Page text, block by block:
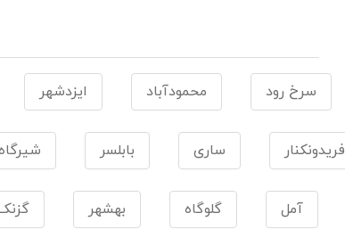
سرخ رود محمودآباد ایزدشهر
فریدونکنار ساری بابلسر
آمل گلوگاه بهشهر